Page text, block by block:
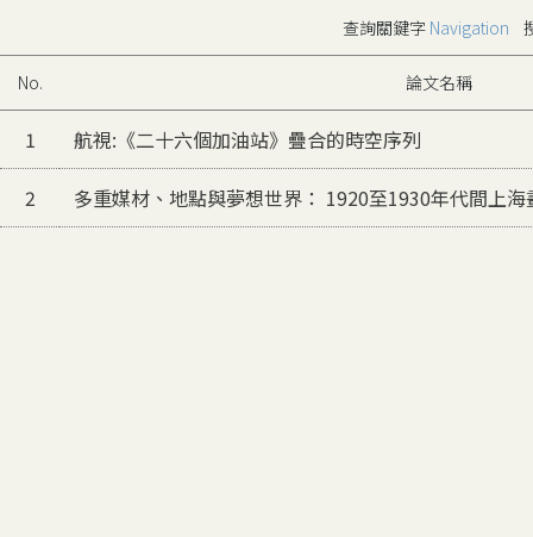
查詢關鍵字 Navigation
No. 論文名稱
1 航視:《二十六個加油站》疊合的時空序列
2 多重媒材、地點與夢想世界： 1920至1930年代間上海